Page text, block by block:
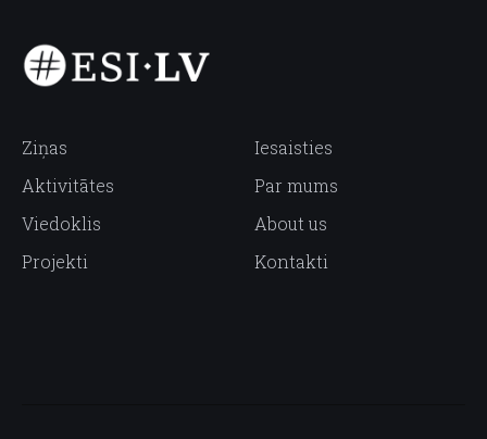
Ziņas
Aktivitātes
Viedoklis
Projekti
Iesaisties
Par mums
About us
Kontakti